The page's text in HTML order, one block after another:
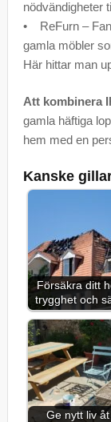
nödvändigheter
• ReFurn –
gamla möbler
Här hittar man
Att kombinera
gamla häftiga
hem med en
Kanske
Försäkra ditt
trygghet och
Ge nytt liv